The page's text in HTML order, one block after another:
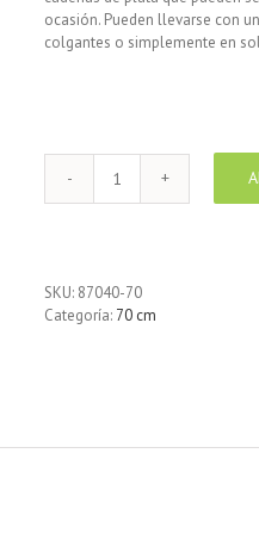
ocasión. Pueden llevarse con
colgantes o simplemente en
Cadena
de
de
ratón
SKU: 87040-70
Categoría: 70 cm